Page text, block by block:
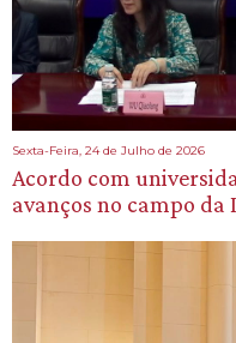
Sexta-Feira, 24 de Julho de 2026
Acordo com
avanços no campo